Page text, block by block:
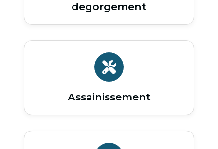
degorgement
Assainissement